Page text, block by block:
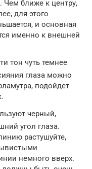
Чем ближе к центру,
для этого
и основная
именно к внешней
тон чуть темнее
глаза можно
подойдет
черный,
угол глаза.
растушуйте,
немного вверх.